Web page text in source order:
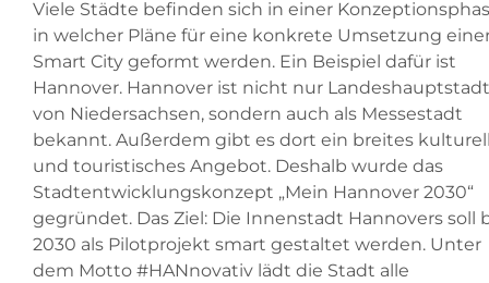
Viele Städte befinden sich in einer
in welcher Pläne für eine konkrete Umsetzung
Smart City geformt werden. Ein Beispiel dafür ist
Hannover. Hannover ist nicht nur Landeshauptstadt
von Niedersachsen, sondern auch als Messestadt
bekannt. Außerdem gibt es dort ein breites
und touristisches Angebot. Deshalb wurde das
Stadtentwicklungskonzept „Mein Hannover 2030“
gegründet. Das Ziel: Die Innenstadt Hannovers soll
2030 als Pilotprojekt smart gestaltet werden. Unter
dem Motto #HANnovativ lädt die Stadt alle